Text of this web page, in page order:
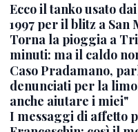
Ecco il tanko usato
1997 per il blitz a San
Torna la pioggia a
minuti: ma il caldo
Caso Pradamano,
denunciati per la
anche aiutare i miei"
I messaggi di affetto